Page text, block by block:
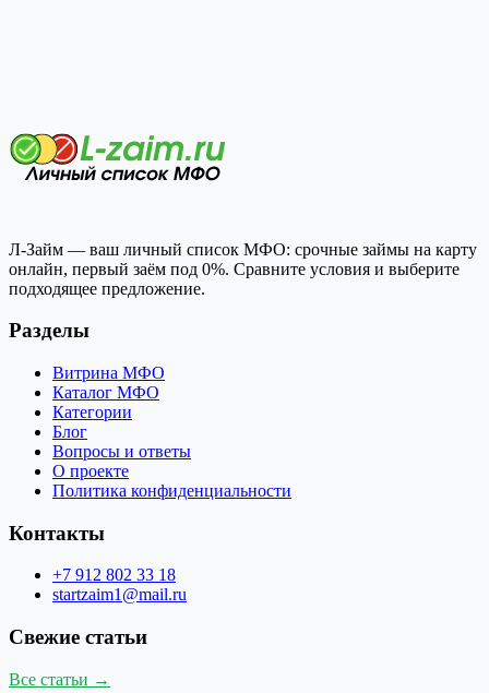
Л-Займ — ваш личный список МФО: срочные займы на карту
онлайн, первый заём под 0%. Сравните условия и выберите
подходящее предложение.
Разделы
Витрина МФО
Каталог МФО
Категории
Блог
Вопросы и ответы
О проекте
Политика конфиденциальности
Контакты
+7 912 802 33 18
startzaim1@mail.ru
Свежие статьи
Все статьи →